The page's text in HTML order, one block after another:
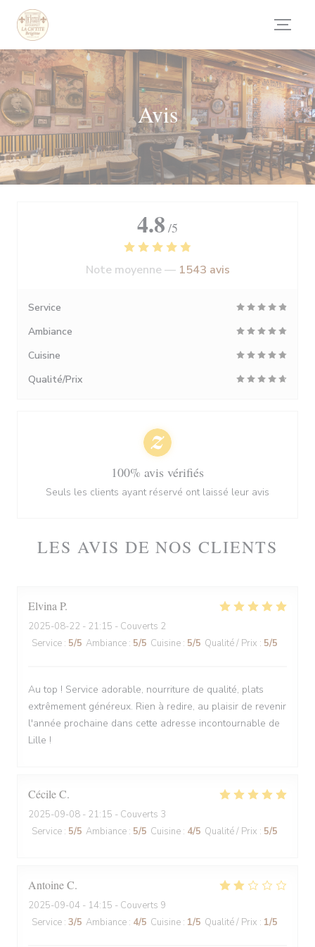
Personnalisation de vos choix en matière de cookies
Avis
LES AVIS DE NOS CLIENTS
Elvina P
2025-08-22 - 21:15 - Couverts 2
Service : 5/5 Ambiance : 5/5 Cuisine : 5/5 Qualité / Prix : 5/5
Au top ! Service adorable, nourriture de qualité, plats
extrêmement généreux. Rien à redire, au plaisir de revenir
l'année prochaine dans cette adresse incontournable de
Lille !
CécileC
2025-09-08 - 21:15 - Couverts 3
Service : 5/5 Ambiance : 5/5 Cuisine : 4/5 Qualité / Prix : 5/5
AntoineC
2025-09-04 - 14:15 - Couverts 9
Service : 3/5 Ambiance : 4/5 Cuisine : 1/5 Qualité / Prix : 1/5
4.8 /5
Note moyenne — 1543 avis
Service
Ambiance
Cuisine
Qualité/Prix
100% avis vérifiés
Seuls les clients ayant réservé ont laissé leur avis